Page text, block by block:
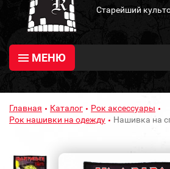
Старейший
МЕНЮ
Главная Каталог
Рок аксессуары
Рок нашивки на одежду
Нашивка на